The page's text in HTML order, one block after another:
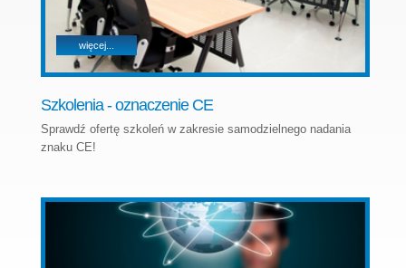
więcej...
Szkolenia - oznaczenie CE
Sprawdź ofertę szkoleń w zakresie samodzielnego nadania
znaku CE!